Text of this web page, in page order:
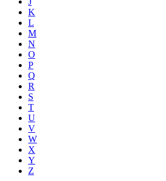
K
L
M
N
O
P
Q
R
S
T
U
V
W
X
Y
Z